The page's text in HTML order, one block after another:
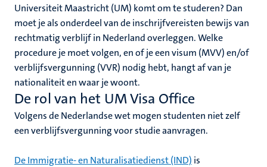
Universiteit Maastricht (UM) komt om te studeren? Dan
moet je als onderdeel van de inschrijfvereisten bewijs van
rechtmatig verblijf in Nederland overleggen. Welke
procedure je moet volgen, en of je een visum (MVV) en/of
verblijfsvergunning (VVR) nodig hebt, hangt af van je
nationaliteit en waar je woont.
De rol van het UM Visa Office
Volgens de Nederlandse wet mogen studenten niet zelf
een verblijfsvergunning voor studie aanvragen.
De Immigratie- en Naturalisatiedienst (IND) is